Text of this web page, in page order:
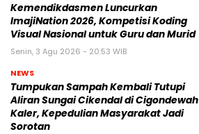
Kemendikdasmen Luncurkan
ImajiNation 2026, Kompetisi Koding
Visual Nasional untuk Guru dan Murid
Senin, 3 Agu 2026 - 20:53 WIB
NEWS
Tumpukan Sampah Kembali Tutupi
Aliran Sungai Cikendal di Cigondewah
Kaler, Kepedulian Masyarakat Jadi
Sorotan